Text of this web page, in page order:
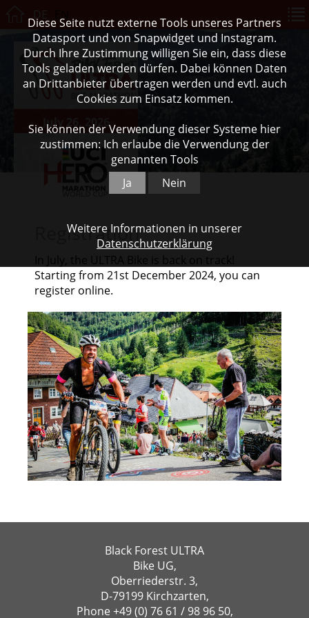
July 26, 2026
Registration
In July, the ULTRA Bike is back on track!
Starting from 21st December 2024, you can
register online.
Black Forest ULTRA
Bike UG,
Oberriederstr. 3,
D-79199 Kirchzarten,
Phone +49 (0) 76 61 / 98 96 50,
Diese Seite nutzt externe Tools unseres Partners
Datasport und von Snapwidget und Instagram.
Durch Ihre Zustimmung willigen Sie ein, dass diese
Tools geladen werden dürfen. Dabei können Daten
an Drittanbieter übertragen werden und evtl. auch
Cookies zum Einsatz kommen.
Sie können der Verwendung dieser Systeme hier
zustimmen: Ich erlaube die Verwendung der
genannten Tools
Ja
Nein
Weitere Informationen in unserer
Datenschutzerklärung